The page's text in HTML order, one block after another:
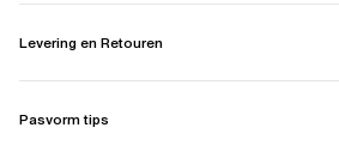
Levering en Retouren
Pasvorm tips